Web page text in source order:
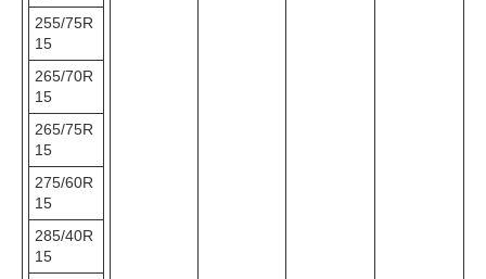
255/75R
15
265/70R
15
265/75R
15
275/60R
15
285/40R
15